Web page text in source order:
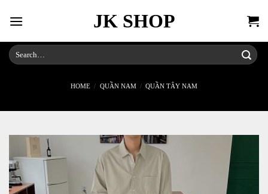
JK SHOP
Search
for:
HOME / QUẦN NAM / QUẦN TÂY NAM